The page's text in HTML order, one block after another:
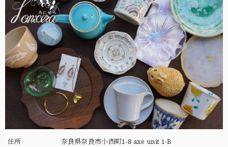
住所 奈良県奈良市小西町1-8 axe unit 1-B